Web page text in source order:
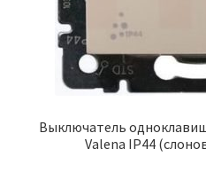
Выключатель
Valena IP44